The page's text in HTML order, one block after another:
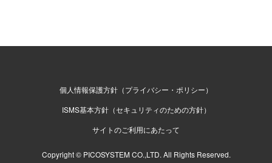
個人情報保護方針（プライバシー・ポリシー）
ISMS基本方針（セキュリティのための方針）
サイトのご利用にあたって
Copyright © PICOSYSTEM CO.,LTD. All Rights Reserved.